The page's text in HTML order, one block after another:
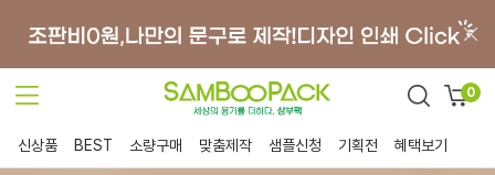
0
신상품 BEST 소량구매 맞춤제작 샘플신청 기획전 혜택보기